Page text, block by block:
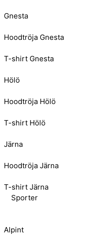
Gnesta
Hoodtröja Gnesta
T-shirt Gnesta
Hölö
Hoodtröja Hölö
T-shirt Hölö
Järna
Hoodtröja Järna
T-shirt Järna
Sporter
Alpint